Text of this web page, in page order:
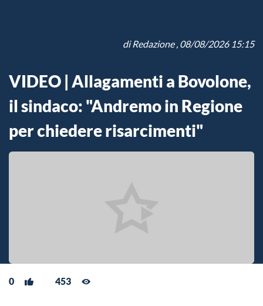
diRedazione, 08/08/2026 15:15
VIDEO | Allagamenti a Bovolone,
il sindaco: "Andremo in Regione
per chiedere risarcimenti"
0 453